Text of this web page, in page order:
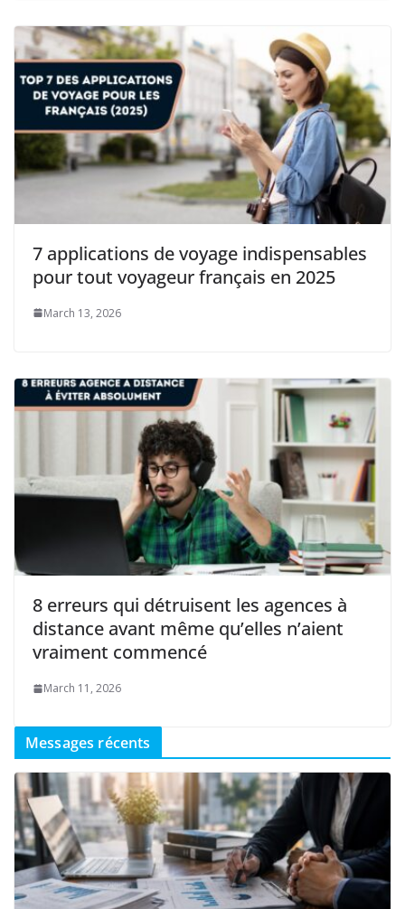
7 applications de voyage indispensables
pour tout voyageur français en 2025
March 13, 2026
8 erreurs qui détruisent les agences à
distance avant même qu’elles n’aient
vraiment commencé
March 11, 2026
Messages récents